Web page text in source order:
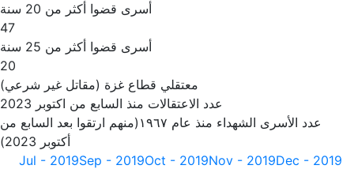
أسرى قضوا أكثر من 20 سنة
47
أسرى قضوا أكثر من 25 سنة
20
معتقلي قطاع غزة (مقاتل غير شرعي)
عدد الاعتقالات منذ السابع من اكتوبر 2023
عدد الأسرى الشهداء منذ عام ١٩٦٧(منهم ارتقوا بعد السابع من
أكتوبر 2023)
Dec - 2019
Nov - 2019
Oct - 2019
Sep - 2019
Jul - 2019